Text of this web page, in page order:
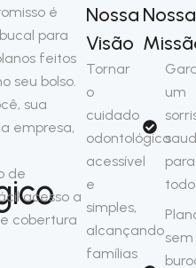
é
para
feitos
seu bolso.
sua
empresa,
de
acesso a
cobertura
Nossa
Visão
Tornar
o
cuidado
odontológico
acessível
e
simples,
alcançando
famílias
Nossa
um
para
sem